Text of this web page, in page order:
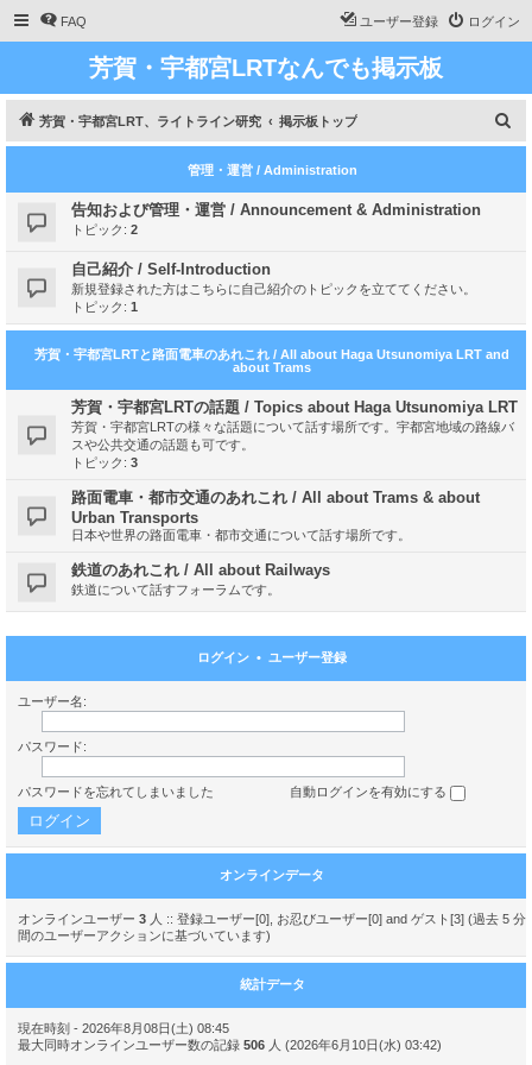
FAQ ログイン
ユーザー登録
芳賀・宇都宮LRTなんでも掲示板
芳賀・宇都宮LRT、ライトライン研究 掲示板トップ
索
管理・運営 / Administration
告知および管理・運営 / Announcement & Administration
トピック: 2
自己紹介 / Self-Introduction
新規登録された方はこちらに自己紹介のトピックを立ててください。
トピック: 1
芳賀・宇都宮LRTと路面電車のあれこれ / All about Haga Utsunomiya LRT and
about Trams
芳賀・宇都宮LRTの話題 / Topics about Haga Utsunomiya LRT
芳賀・宇都宮LRTの様々な話題について話す場所です。宇都宮地域の路線バ
スや公共交通の話題も可です。
トピック: 3
路面電車・都市交通のあれこれ / All about Trams & about
Urban Transports
日本や世界の路面電車・都市交通について話す場所です。
鉄道のあれこれ / All about Railways
鉄道について話すフォーラムです。
ログイン • ユーザー登録
ユーザー名:
パスワード:
パスワードを忘れてしまいました 自動ログインを有効にする
オンラインデータ
オンラインユーザー 3 人 :: 登録ユーザー[0], お忍びユーザー[0] and ゲスト[3] (過去 5 分
間のユーザーアクションに基づいています)
統計データ
現在時刻 - 2026年8月08日(土) 08:45
最大同時オンラインユーザー数の記録 506 人 (2026年6月10日(水) 03:42)